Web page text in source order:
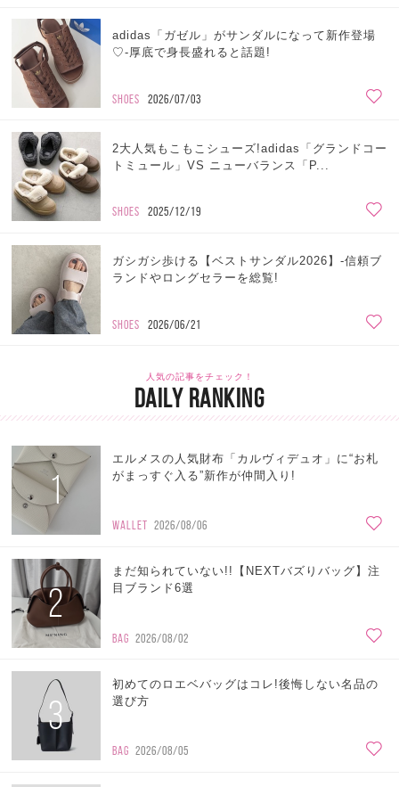
adidas「ガゼル」がサンダルになって新作登場
♡-厚底で身長盛れると話題!
SHOES 2026/07/03
2大人気もこもこシューズ!adidas「グランドコー
トミュール」VS ニューバランス「P...
SHOES 2025/12/19
ガシガシ歩ける【ベストサンダル2026】-信頼ブ
ランドやロングセラーを総覧!
SHOES 2026/06/21
人気の記事をチェック！
DAILY RANKING
1
エルメスの人気財布「カルヴィデュオ」に“お札
がまっすぐ入る”新作が仲間入り!
WALLET 2026/08/06
2
まだ知られていない!!【NEXTバズりバッグ】注
目ブランド6選
BAG 2026/08/02
3
初めてのロエベバッグはコレ!後悔しない名品の
選び方
BAG 2026/08/05